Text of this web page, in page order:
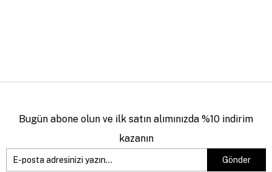
Bugün abone olun ve ilk satın alımınızda %10 indirim
kazanın
Gönder